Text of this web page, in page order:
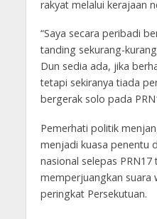
rakyat melalui kerajaan
“Saya secara peribadi
tanding sekurang-
Dun sedia ada, jika
tetapi sekiranya tiada
bergerak solo pada
Pemerhati politik
menjadi kuasa penentu
nasional selepas
memperjuangkan suara
peringkat Persekutuan.